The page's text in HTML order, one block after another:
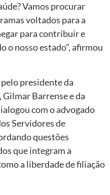
Vamos procurar
voltados para a
para contribuir e
o nosso estado”, afirmou
presidente da
Barrense e da
com o advogado
Servidores de
questões
que integram a
a liberdade de filiação